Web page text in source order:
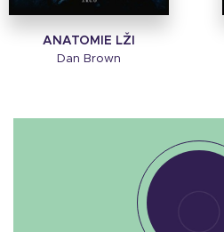
ANATOMIE LŽI
Dan Brown